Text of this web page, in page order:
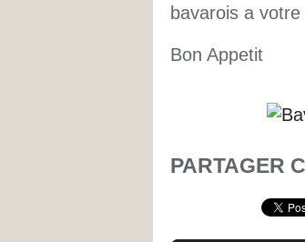
bavarois a
Bon Appetit
PARTAGER